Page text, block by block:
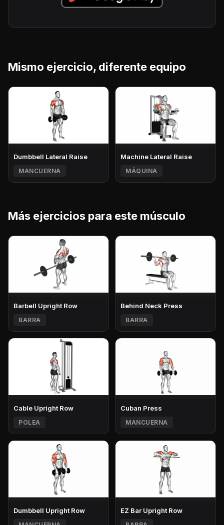
Mismo ejercicio, diferente equipo
Dumbbell Lateral Raise
MANCUERNA
Machine Lateral Raise
MÁQUINA
Más ejercicios para este músculo
Barbell Upright Row
BARRA
Behind Neck Press
BARRA
Cable Upright Row
POLEA
Cuban Press
MANCUERNA
Dumbbell Upright Row EZ Bar Upright Row